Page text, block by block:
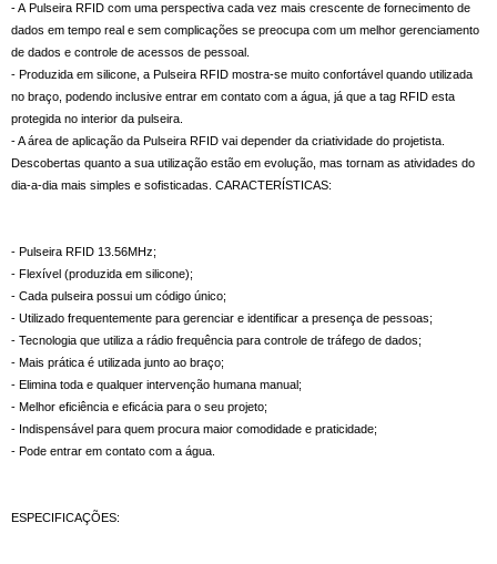
- A Pulseira RFID com uma perspectiva cada vez mais crescente de fornecimento de
dados em tempo real e sem complicações se preocupa com um melhor gerenciamento
de dados e controle de acessos de pessoal.
- Produzida em silicone, a Pulseira RFID mostra-se muito confortável quando utilizada
no braço, podendo inclusive entrar em contato com a água, já que a tag RFID esta
protegida no interior da pulseira.
- A área de aplicação da Pulseira RFID vai depender da criatividade do projetista.
Descobertas quanto a sua utilização estão em evolução, mas tornam as atividades do
dia-a-dia mais simples e sofisticadas. CARACTERÍSTICAS:
- Pulseira RFID 13.56MHz;
- Flexível (produzida em silicone);
- Cada pulseira possui um código único;
- Utilizado frequentemente para gerenciar e identificar a presença de pessoas;
- Tecnologia que utiliza a rádio frequência para controle de tráfego de dados;
- Mais prática é utilizada junto ao braço;
- Elimina toda e qualquer intervenção humana manual;
- Melhor eficiência e eficácia para o seu projeto;
- Indispensável para quem procura maior comodidade e praticidade;
- Pode entrar em contato com a água.
ESPECIFICAÇÕES: